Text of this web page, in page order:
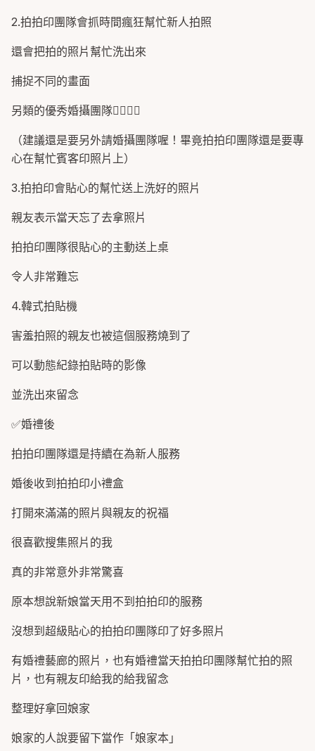
2.拍拍印團隊會抓時間瘋狂幫忙新人拍照
還會把拍的照片幫忙洗出來
捕捉不同的畫面
另類的優秀婚攝團隊👍🏻👍🏻
（建議還是要另外請婚攝團隊喔！畢竟拍拍印團隊還是要專
心在幫忙賓客印照片上）
3.拍拍印會貼心的幫忙送上洗好的照片
親友表示當天忘了去拿照片
拍拍印團隊很貼心的主動送上桌
令人非常難忘
4.韓式拍貼機
害羞拍照的親友也被這個服務燒到了
可以動態紀錄拍貼時的影像
並洗出來留念
✅婚禮後
拍拍印團隊還是持續在為新人服務
婚後收到拍拍印小禮盒
打開來滿滿的照片與親友的祝福
很喜歡搜集照片的我
真的非常意外非常驚喜
原本想說新娘當天用不到拍拍印的服務
沒想到超級貼心的拍拍印團隊印了好多照片
有婚禮藝廊的照片，也有婚禮當天拍拍印團隊幫忙拍的照
片，也有親友印給我的給我留念
整理好拿回娘家
娘家的人說要留下當作「娘家本」